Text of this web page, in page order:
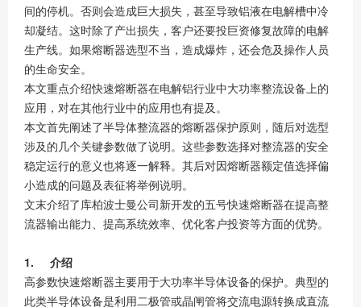
间的停机。否则会造成巨大损失，甚至导致铝液在电解槽中冷
却凝结。这时除了产出损失，客户还要投巨资修复故障的电解
生产线。如果熔断器选型不当，造成爆炸，还会危及操作人员
的生命安全。
本文重点介绍快速熔断器在电解铝行业中大功率整流设备上的
应用，对在其他行业中的应用也有提及。
本文首先阐述了半导体整流器的熔断器保护原则，随后对选型
涉及的几个关键参数做了说明。这些参数选择对整流器的安全
稳定运行的意义也将逐一解释。其后对因熔断器额定值选择偏
小造成的问题及表征将举例说明。
文末介绍了库柏波士曼公司新开发的五号快速熔断器在提高整
流器输出能力、提高系统效率、优化客户投资等方面的优势。
1. 介绍
高参数快速熔断器主要用于大功率半导体设备的保护。典型的
此类半导体设备是利用二极管或晶闸管将交流电源转换成直流